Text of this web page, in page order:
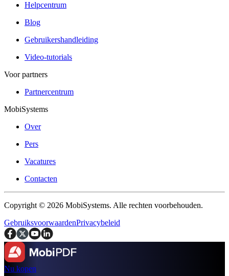
Helpcentrum
Blog
Gebruikershandleiding
Video-tutorials
Voor partners
Partnercentrum
MobiSystems
Over
Pers
Vacatures
Contacten
Copyright © 2026 MobiSystems. Alle rechten voorbehouden.
GebruiksvoorwaardenPrivacybeleid
Nu kopen